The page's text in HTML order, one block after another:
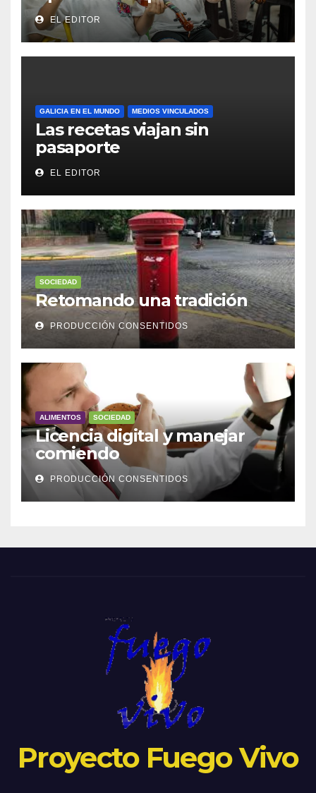
EL EDITOR
GALICIA EN EL MUNDO MEDIOS VINCULADOS
Las recetas viajan sin
pasaporte
EL EDITOR
SOCIEDAD
Retomando una tradición
PRODUCCIÓN CONSENTIDOS
ALIMENTOS SOCIEDAD
Licencia digital y manejar
comiendo
PRODUCCIÓN CONSENTIDOS
Proyecto Fuego Vivo